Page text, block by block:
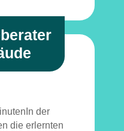
der
die erlernten